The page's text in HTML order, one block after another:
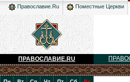
Православие.Ru Поместные Церкви
ПРАВОСЛАВИЕ.RU